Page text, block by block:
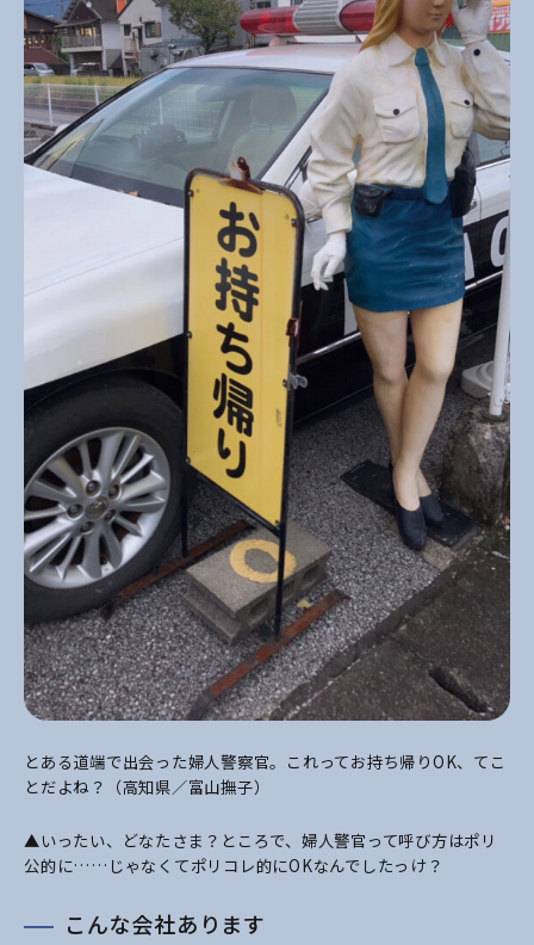
とある道端で出会った婦人警察官。これってお持ち帰りOK、てこ
とだよね？（高知県／富山撫子）
▲いったい、どなたさま？ところで、婦人警官って呼び方はポリ
公的に……じゃなくてポリコレ的にOKなんでしたっけ？
こんな会社あります